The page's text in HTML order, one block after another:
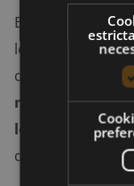
Esta estrategia
leptina, e
de hormonas
macronutriente
leptina
son los
deben ser la